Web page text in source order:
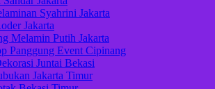
Syahrini Jakarta
Jakarta
Melamin Putih Jakarta
Panggung Event Cipinang
Juntai Bekasi
Jakarta Timur